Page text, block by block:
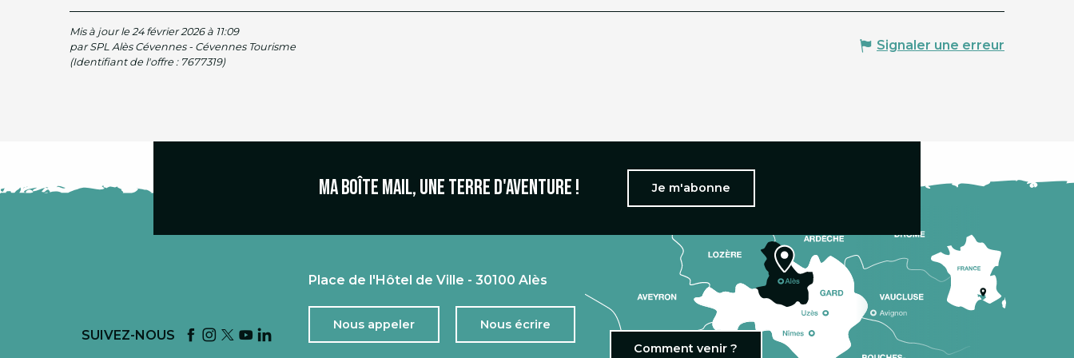
Mis à jour le 24 février 2026 à 11:09
par SPL Alès Cévennes - Cévennes Tourisme
(Identifiant de l'offre : 7677319)
Signaler une erreur
Ma boîte mail, une terre d'aventure ! Je m'abonne
SUIVEZ-NOUS
Place de l'Hôtel de Ville - 30100 Alès
Nous appeler
Nous écrire
Comment venir ?